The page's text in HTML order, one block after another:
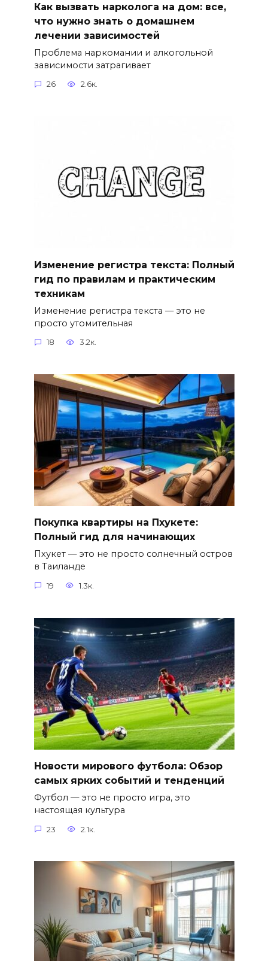
Как вызвать нарколога на дом: все,
что нужно знать о домашнем
лечении зависимостей
Проблема наркомании и алкогольной
зависимости затрагивает
26 2.6к.
Изменение регистра текста: Полный
гид по правилам и практическим
техникам
Изменение регистра текста — это не
просто утомительная
18 3.2к.
Покупка квартиры на Пхукете:
Полный гид для начинающих
Пхукет — это не просто солнечный остров
в Таиланде
19 1.3к.
Новости мирового футбола: Обзор
самых ярких событий и тенденций
Футбол — это не просто игра, это
настоящая культура
23 2.1к.